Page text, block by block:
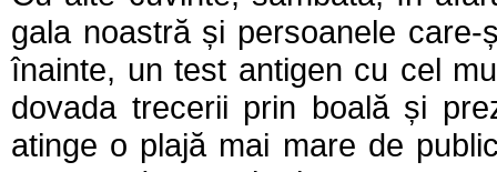
gala noastră și persoanele
înainte, un test antigen cu cel
dovada trecerii prin boală și
atinge o plajă mai mare de